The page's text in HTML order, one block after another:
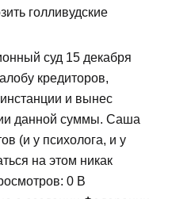
голливудские
суд 15 декабря
кредиторов,
и вынес
данной суммы. Саша
(и у психолога, и у
на этом никак
0 В